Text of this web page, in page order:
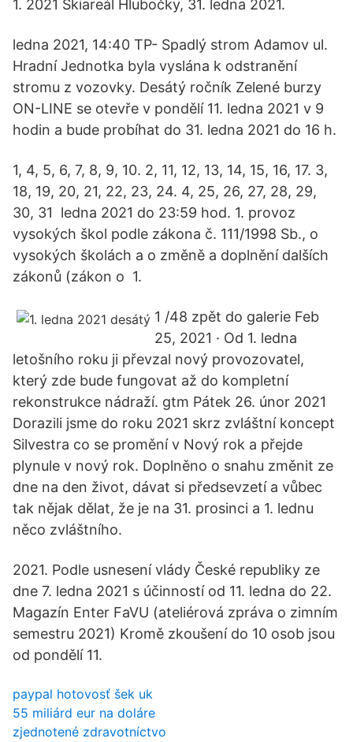
1. 2021 Skiareál Hlubočky, 31. ledna 2021.
ledna 2021, 14:40 TP- Spadlý strom Adamov ul.
Hradní Jednotka byla vyslána k odstranění
stromu z vozovky. Desátý ročník Zelené burzy
ON-LINE se otevře v pondělí 11. ledna 2021 v 9
hodin a bude probíhat do 31. ledna 2021 do 16 h.
1, 4, 5, 6, 7, 8, 9, 10. 2, 11, 12, 13, 14, 15, 16, 17. 3,
18, 19, 20, 21, 22, 23, 24. 4, 25, 26, 27, 28, 29,
30, 31 ledna 2021 do 23:59 hod. 1. provoz
vysokých škol podle zákona č. 111/1998 Sb., o
vysokých školách a o změně a doplnění dalších
zákonů (zákon o 1.
1 /48 zpět do galerie Feb
25, 2021 · Od 1. ledna
letošního roku ji převzal nový provozovatel,
který zde bude fungovat až do kompletní
rekonstrukce nádraží. gtm Pátek 26. únor 2021
Dorazili jsme do roku 2021 skrz zvláštní koncept
Silvestra co se promění v Nový rok a přejde
plynule v nový rok. Doplněno o snahu změnit ze
dne na den život, dávat si předsevzetí a vůbec
tak nějak dělat, že je na 31. prosinci a 1. lednu
něco zvláštního.
2021. Podle usnesení vlády České republiky ze
dne 7. ledna 2021 s účinností od 11. ledna do 22.
Magazín Enter FaVU (ateliérová zpráva o zimním
semestru 2021) Kromě zkoušení do 10 osob jsou
od pondělí 11.
paypal hotovosť šek uk
55 miliárd eur na doláre
zjednotené zdravotníctvo